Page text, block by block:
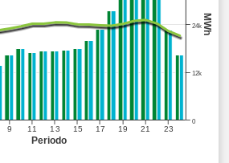
Periodo
MWh
15
9 11 13 17 19 21 23
0
12k
24k